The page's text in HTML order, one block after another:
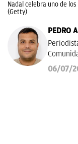
Nadal celebra uno de
(Getty)
PEDRO
SEO. En
06/07/